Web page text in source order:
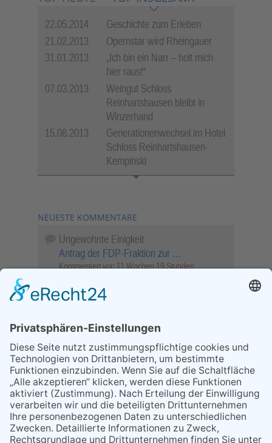
22.05.2014
Geschichte zum Erleben
21.02.2013
Opernstar wird Rheingauer
31.01.2013
„Ich bin ein Narr – holt mich
hier raus!“
07.03.2013
Weingut Schloss
Reinhartshausen bleibt in
Winzerhand
15.08.2013
Generationenwechsel im Hotel
Schloss Reinhartshausen-
Kempinski
NEUESTE KOMMENTARE
Ungewohnte Einigkeit
Antrag der FDP-Fraktion zur …
Kommentiert vor: 11 Wochen 19 Stunden
Objekt …
Kommentiert vor: 26 Wochen 2 Tage
Sperrung für Wassersportler schlägt hohe
Wellen
Sperrung der Stillgewässer
Kommentiert vor:1 Jahr 50 Wochen
Literarischer Rückblick
Alte Schule
Kommentiert vor:3 Jahre 18 Wochen
Abschaltung der Straßenbeleuchtung